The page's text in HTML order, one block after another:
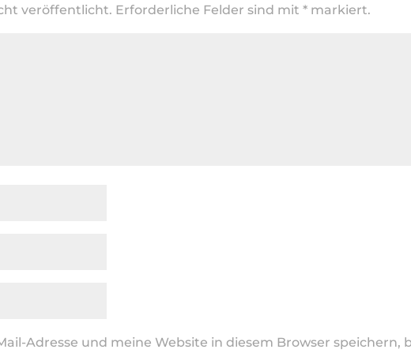
veröffentlicht. Erforderliche Felder sind mit * markiert.
Adresse und meine Website in diesem Browser speichern,